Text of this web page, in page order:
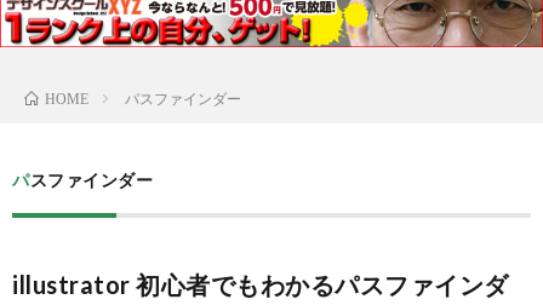
ッ
ー
ジ
デ
ン
ス
拶
HOME パスファインダー
パスファインダー
illustrator 初心者でもわかるパスファインダ